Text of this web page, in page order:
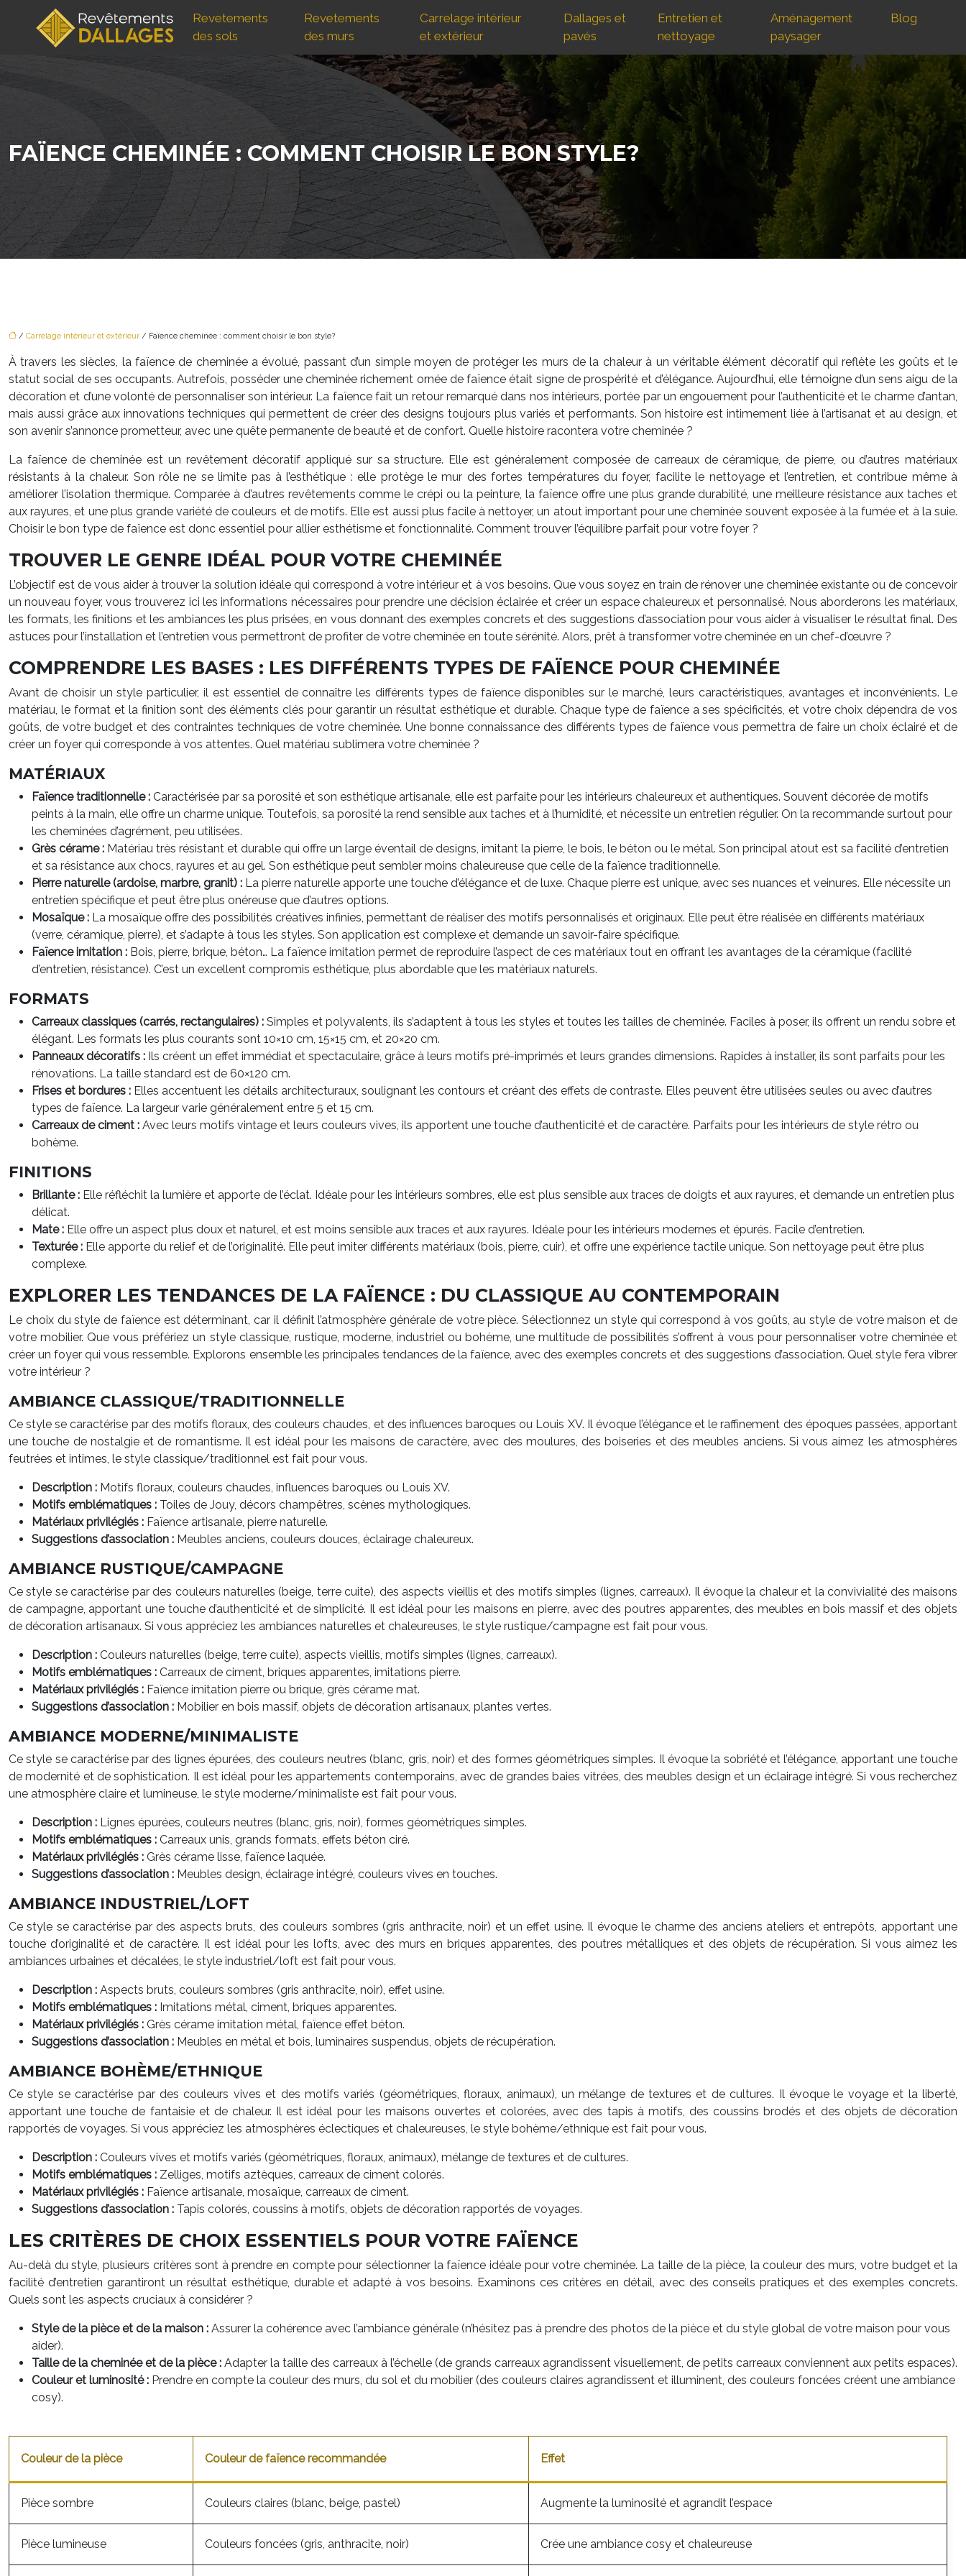
Revetements
des sols
Revetements
des murs
Carrelage intérieur
et extérieur
Dallages et
pavés
Entretien et
nettoyage
Aménagement
paysager
Blog
FAÏENCE CHEMINÉE : COMMENT CHOISIR LE BON STYLE?
/ Carrelage intérieur et extérieur / Faïence cheminée : comment choisir le bon style?
À travers les siècles, la faïence de cheminée a évolué, passant d’un simple moyen de protéger les murs de la chaleur à un véritable élément décoratif qui reflète les goûts et le
statut social de ses occupants. Autrefois, posséder une cheminée richement ornée de faïence était signe de prospérité et d’élégance. Aujourd’hui, elle témoigne d’un sens aigu de la
décoration et d’une volonté de personnaliser son intérieur. La faïence fait un retour remarqué dans nos intérieurs, portée par un engouement pour l’authenticité et le charme d’antan,
mais aussi grâce aux innovations techniques qui permettent de créer des designs toujours plus variés et performants. Son histoire est intimement liée à l’artisanat et au design, et
son avenir s’annonce prometteur, avec une quête permanente de beauté et de confort. Quelle histoire racontera votre cheminée ?
La faïence de cheminée est un revêtement décoratif appliqué sur sa structure. Elle est généralement composée de carreaux de céramique, de pierre, ou d’autres matériaux
résistants à la chaleur. Son rôle ne se limite pas à l’esthétique : elle protège le mur des fortes températures du foyer, facilite le nettoyage et l’entretien, et contribue même à
améliorer l’isolation thermique. Comparée à d’autres revêtements comme le crépi ou la peinture, la faïence offre une plus grande durabilité, une meilleure résistance aux taches et
aux rayures, et une plus grande variété de couleurs et de motifs. Elle est aussi plus facile à nettoyer, un atout important pour une cheminée souvent exposée à la fumée et à la suie.
Choisir le bon type de faïence est donc essentiel pour allier esthétisme et fonctionnalité. Comment trouver l’équilibre parfait pour votre foyer ?
TROUVER LE GENRE IDÉAL POUR VOTRE CHEMINÉE
L’objectif est de vous aider à trouver la solution idéale qui correspond à votre intérieur et à vos besoins. Que vous soyez en train de rénover une cheminée existante ou de concevoir
un nouveau foyer, vous trouverez ici les informations nécessaires pour prendre une décision éclairée et créer un espace chaleureux et personnalisé. Nous aborderons les matériaux,
les formats, les finitions et les ambiances les plus prisées, en vous donnant des exemples concrets et des suggestions d’association pour vous aider à visualiser le résultat final. Des
astuces pour l’installation et l’entretien vous permettront de profiter de votre cheminée en toute sérénité. Alors, prêt à transformer votre cheminée en un chef-d’œuvre ?
COMPRENDRE LES BASES : LES DIFFÉRENTS TYPES DE FAÏENCE POUR CHEMINÉE
Avant de choisir un style particulier, il est essentiel de connaître les différents types de faïence disponibles sur le marché, leurs caractéristiques, avantages et inconvénients. Le
matériau, le format et la finition sont des éléments clés pour garantir un résultat esthétique et durable. Chaque type de faïence a ses spécificités, et votre choix dépendra de vos
goûts, de votre budget et des contraintes techniques de votre cheminée. Une bonne connaissance des différents types de faïence vous permettra de faire un choix éclairé et de
créer un foyer qui corresponde à vos attentes. Quel matériau sublimera votre cheminée ?
MATÉRIAUX
Faïence traditionnelle : Caractérisée par sa porosité et son esthétique artisanale, elle est parfaite pour les intérieurs chaleureux et authentiques. Souvent décorée de motifs
peints à la main, elle offre un charme unique. Toutefois, sa porosité la rend sensible aux taches et à l’humidité, et nécessite un entretien régulier. On la recommande surtout pour
les cheminées d’agrément, peu utilisées.
Grès cérame : Matériau très résistant et durable qui offre un large éventail de designs, imitant la pierre, le bois, le béton ou le métal. Son principal atout est sa facilité d’entretien
et sa résistance aux chocs, rayures et au gel. Son esthétique peut sembler moins chaleureuse que celle de la faïence traditionnelle.
Pierre naturelle (ardoise, marbre, granit) : La pierre naturelle apporte une touche d’élégance et de luxe. Chaque pierre est unique, avec ses nuances et veinures. Elle nécessite un
entretien spécifique et peut être plus onéreuse que d’autres options.
Mosaïque : La mosaïque offre des possibilités créatives infinies, permettant de réaliser des motifs personnalisés et originaux. Elle peut être réalisée en différents matériaux
(verre, céramique, pierre), et s’adapte à tous les styles. Son application est complexe et demande un savoir-faire spécifique.
Faïence imitation : Bois, pierre, brique, béton… La faïence imitation permet de reproduire l’aspect de ces matériaux tout en offrant les avantages de la céramique (facilité
d’entretien, résistance). C’est un excellent compromis esthétique, plus abordable que les matériaux naturels.
FORMATS
Carreaux classiques (carrés, rectangulaires) : Simples et polyvalents, ils s’adaptent à tous les styles et toutes les tailles de cheminée. Faciles à poser, ils offrent un rendu sobre et
élégant. Les formats les plus courants sont 10×10 cm, 15×15 cm, et 20×20 cm.
Panneaux décoratifs : Ils créent un effet immédiat et spectaculaire, grâce à leurs motifs pré-imprimés et leurs grandes dimensions. Rapides à installer, ils sont parfaits pour les
rénovations. La taille standard est de 60×120 cm.
Frises et bordures : Elles accentuent les détails architecturaux, soulignant les contours et créant des effets de contraste. Elles peuvent être utilisées seules ou avec d’autres
types de faïence. La largeur varie généralement entre 5 et 15 cm.
Carreaux de ciment : Avec leurs motifs vintage et leurs couleurs vives, ils apportent une touche d’authenticité et de caractère. Parfaits pour les intérieurs de style rétro ou
bohème.
FINITIONS
Brillante : Elle réfléchit la lumière et apporte de l’éclat. Idéale pour les intérieurs sombres, elle est plus sensible aux traces de doigts et aux rayures, et demande un entretien plus
délicat.
Mate : Elle offre un aspect plus doux et naturel, et est moins sensible aux traces et aux rayures. Idéale pour les intérieurs modernes et épurés. Facile d’entretien.
Texturée : Elle apporte du relief et de l’originalité. Elle peut imiter différents matériaux (bois, pierre, cuir), et offre une expérience tactile unique. Son nettoyage peut être plus
complexe.
EXPLORER LES TENDANCES DE LA FAÏENCE : DU CLASSIQUE AU CONTEMPORAIN
Le choix du style de faïence est déterminant, car il définit l’atmosphère générale de votre pièce. Sélectionnez un style qui correspond à vos goûts, au style de votre maison et de
votre mobilier. Que vous préfériez un style classique, rustique, moderne, industriel ou bohème, une multitude de possibilités s’offrent à vous pour personnaliser votre cheminée et
créer un foyer qui vous ressemble. Explorons ensemble les principales tendances de la faïence, avec des exemples concrets et des suggestions d’association. Quel style fera vibrer
votre intérieur ?
AMBIANCE CLASSIQUE/TRADITIONNELLE
Ce style se caractérise par des motifs floraux, des couleurs chaudes, et des influences baroques ou Louis XV. Il évoque l’élégance et le raffinement des époques passées, apportant
une touche de nostalgie et de romantisme. Il est idéal pour les maisons de caractère, avec des moulures, des boiseries et des meubles anciens. Si vous aimez les atmosphères
feutrées et intimes, le style classique/traditionnel est fait pour vous.
Description : Motifs floraux, couleurs chaudes, influences baroques ou Louis XV.
Motifs emblématiques : Toiles de Jouy, décors champêtres, scènes mythologiques.
Matériaux privilégiés : Faïence artisanale, pierre naturelle.
Suggestions d’association : Meubles anciens, couleurs douces, éclairage chaleureux.
AMBIANCE RUSTIQUE/CAMPAGNE
Ce style se caractérise par des couleurs naturelles (beige, terre cuite), des aspects vieillis et des motifs simples (lignes, carreaux). Il évoque la chaleur et la convivialité des maisons
de campagne, apportant une touche d’authenticité et de simplicité. Il est idéal pour les maisons en pierre, avec des poutres apparentes, des meubles en bois massif et des objets
de décoration artisanaux. Si vous appréciez les ambiances naturelles et chaleureuses, le style rustique/campagne est fait pour vous.
Description : Couleurs naturelles (beige, terre cuite), aspects vieillis, motifs simples (lignes, carreaux).
Motifs emblématiques : Carreaux de ciment, briques apparentes, imitations pierre.
Matériaux privilégiés : Faïence imitation pierre ou brique, grès cérame mat.
Suggestions d’association : Mobilier en bois massif, objets de décoration artisanaux, plantes vertes.
AMBIANCE MODERNE/MINIMALISTE
Ce style se caractérise par des lignes épurées, des couleurs neutres (blanc, gris, noir) et des formes géométriques simples. Il évoque la sobriété et l’élégance, apportant une touche
de modernité et de sophistication. Il est idéal pour les appartements contemporains, avec de grandes baies vitrées, des meubles design et un éclairage intégré. Si vous recherchez
une atmosphère claire et lumineuse, le style moderne/minimaliste est fait pour vous.
Description : Lignes épurées, couleurs neutres (blanc, gris, noir), formes géométriques simples.
Motifs emblématiques : Carreaux unis, grands formats, effets béton ciré.
Matériaux privilégiés : Grès cérame lisse, faïence laquée.
Suggestions d’association : Meubles design, éclairage intégré, couleurs vives en touches.
AMBIANCE INDUSTRIEL/LOFT
Ce style se caractérise par des aspects bruts, des couleurs sombres (gris anthracite, noir) et un effet usine. Il évoque le charme des anciens ateliers et entrepôts, apportant une
touche d’originalité et de caractère. Il est idéal pour les lofts, avec des murs en briques apparentes, des poutres métalliques et des objets de récupération. Si vous aimez les
ambiances urbaines et décalées, le style industriel/loft est fait pour vous.
Description : Aspects bruts, couleurs sombres (gris anthracite, noir), effet usine.
Motifs emblématiques : Imitations métal, ciment, briques apparentes.
Matériaux privilégiés : Grès cérame imitation métal, faïence effet béton.
Suggestions d’association : Meubles en métal et bois, luminaires suspendus, objets de récupération.
AMBIANCE BOHÈME/ETHNIQUE
Ce style se caractérise par des couleurs vives et des motifs variés (géométriques, floraux, animaux), un mélange de textures et de cultures. Il évoque le voyage et la liberté,
apportant une touche de fantaisie et de chaleur. Il est idéal pour les maisons ouvertes et colorées, avec des tapis à motifs, des coussins brodés et des objets de décoration
rapportés de voyages. Si vous appréciez les atmosphères éclectiques et chaleureuses, le style bohème/ethnique est fait pour vous.
Description : Couleurs vives et motifs variés (géométriques, floraux, animaux), mélange de textures et de cultures.
Motifs emblématiques : Zelliges, motifs aztèques, carreaux de ciment colorés.
Matériaux privilégiés : Faïence artisanale, mosaïque, carreaux de ciment.
Suggestions d’association : Tapis colorés, coussins à motifs, objets de décoration rapportés de voyages.
LES CRITÈRES DE CHOIX ESSENTIELS POUR VOTRE FAÏENCE
Au-delà du style, plusieurs critères sont à prendre en compte pour sélectionner la faïence idéale pour votre cheminée. La taille de la pièce, la couleur des murs, votre budget et la
facilité d’entretien garantiront un résultat esthétique, durable et adapté à vos besoins. Examinons ces critères en détail, avec des conseils pratiques et des exemples concrets.
Quels sont les aspects cruciaux à considérer ?
Style de la pièce et de la maison : Assurer la cohérence avec l’ambiance générale (n’hésitez pas à prendre des photos de la pièce et du style global de votre maison pour vous
aider).
Taille de la cheminée et de la pièce : Adapter la taille des carreaux à l’échelle (de grands carreaux agrandissent visuellement, de petits carreaux conviennent aux petits espaces).
Couleur et luminosité : Prendre en compte la couleur des murs, du sol et du mobilier (des couleurs claires agrandissent et illuminent, des couleurs foncées créent une ambiance
cosy).
Couleur de la pièce Couleur de faïence recommandée Effet
Pièce sombre Couleurs claires (blanc, beige, pastel) Augmente la luminosité et agrandit l’espace
Pièce lumineuse Couleurs foncées (gris, anthracite, noir) Crée une ambiance cosy et chaleureuse